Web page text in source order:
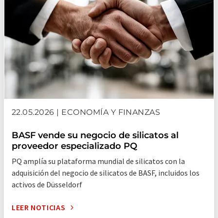
22.05.2026 | ECONOMÍA Y FINANZAS
BASF vende su negocio de silicatos al
proveedor especializado PQ
PQ amplía su plataforma mundial de silicatos con la
adquisición del negocio de silicatos de BASF, incluidos los
activos de Düsseldorf
LEER NOTICIAS